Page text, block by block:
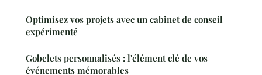
Optimisez vos projets avec un cabinet de conseil
expérimenté
Gobelets personnalisés : l'élément clé de vos
événements mémorables